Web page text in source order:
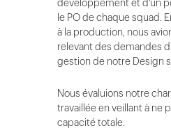
développement et d’un
le PO de chaque squad.
à la production, nous
relevant des demandes
gestion de notre Design
Nous évaluions notre
travaillée en veillant à ne
capacité totale.